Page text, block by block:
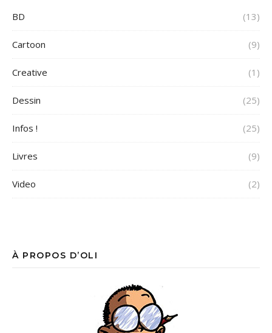
BD (13)
Cartoon (9)
Creative (1)
Dessin (25)
Infos ! (25)
Livres (9)
Video (2)
À PROPOS D’OLI